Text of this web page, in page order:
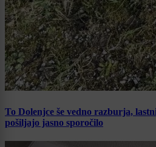
To Dolenjce še vedno razburja,
pošiljajo jasno sporočilo